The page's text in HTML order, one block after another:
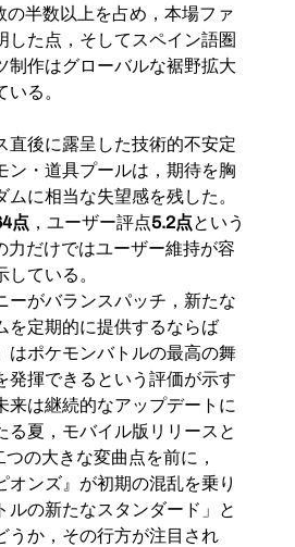
の半数以上を占め，本場ファ
した点，そしてスペイン語圏
制作はグローバルな裾野拡大
る。
後に露呈した技術的不安定
ン・道具プールは，期待を胸
ムに相当な失望感を残した。
点 ，ユーザー評点5.2点という
力だけではユーザー維持が容
ている。
がバランスパッチ，新たな
を定期的に提供するならば
はポケモンバトルの最高の舞
発揮できるという評価が示す
来は継続的なアップデートに
る夏，モバイル版リリースと
の大きな変曲点を前に，
オンズ』が初期の混乱を乗り
ルの新たなスタンダード」と
うか，その行方が注目され